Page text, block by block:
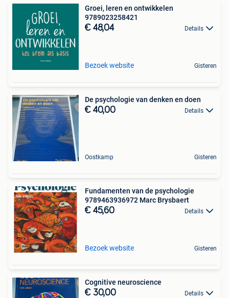
Groei, leren en ontwikkelen
9789023258421
€ 48,04 Details
Bezoek website Gisteren
De psychologie van denken en doen
€ 40,00 Details
Oostkamp Gisteren
Fundamenten van de psychologie
9789463936972 Marc Brysbaert
€ 45,60 Details
Bezoek website Gisteren
Cognitive neuroscience
€ 30,00 Details